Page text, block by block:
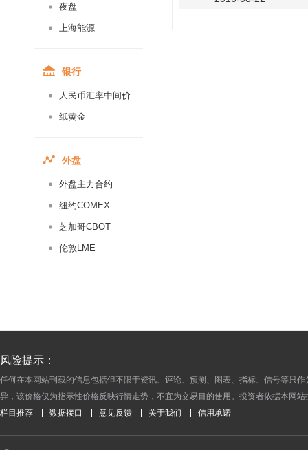
夜盘
上海能源
银行
人民币汇率中间价
纸黄金
外盘
外盘主力合约
纽约COMEX
芝加哥CBOT
伦敦LME
2016-07-29
2016-07-26
2016-07-25
风险提示：
任何在本网站刊载的信息包括但不限于资讯、评论、预测、图表、指标、信号等只
异，该价格仅为指示性价格反映行情走势，不宜为交易目的使用。投资者依据本网
栏目推荐 数据接口 意见反馈 关于我们 信用承诺